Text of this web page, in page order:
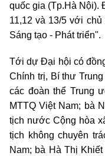
quốc gia (Tp.Hà Nội).
11,12 và 13/5 với
Sáng tạo - Phát triển".
Tới dự Đại hội có
Chính trị, Bí thư
các đoàn thể Trung
MTTQ Việt Nam; bà
tịch nước Cộng hòa
tịch không chuyên
Nam; bà Hà Thị